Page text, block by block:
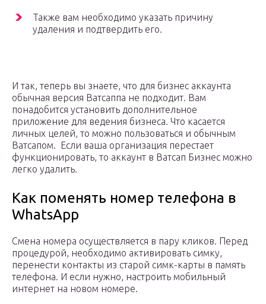
Также вам необходимо указать причину
удаления и подтвердить его.
И так, теперь вы знаете, что для бизнес аккаунта
обычная версия Ватсаппа не подходит. Вам
понадобится установить дополнительное
приложение для ведения бизнеса. Что касается
личных целей, то можно пользоваться и обычным
Ватсапом. Если ваша организация перестает
функционировать, то аккаунт в Ватсап Бизнес можно
легко удалить.
Как поменять номер телефона в
WhatsApp
Смена номера осуществляется в пару кликов. Перед
процедурой, необходимо активировать симку,
перенести контакты из старой симк-карты в память
телефона. И если нужно, настроить мобильный
интернет на новом номере.